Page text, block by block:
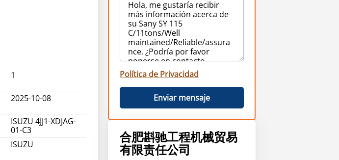
1
2025-10-08
ISUZU 4JJ1-XDJAG-
01-C3
ISUZU
Política de Privacidad
Enviar mensaje
合肥斟驰工程机械贸易
有限责任公司